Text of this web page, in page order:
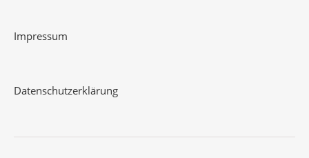
Impressum
Datenschutzerklärung